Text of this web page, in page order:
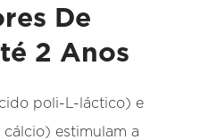
De
2 Anos
poli-L-láctico) e
estimulam a